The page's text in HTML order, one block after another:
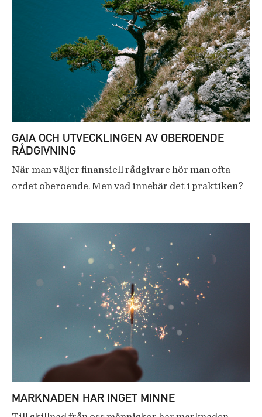
GAIA OCH UTVECKLINGEN AV OBEROENDE
RÅDGIVNING
När man väljer finansiell rådgivare hör man ofta
ordet oberoende. Men vad innebär det i praktiken?
MARKNADEN HAR INGET MINNE